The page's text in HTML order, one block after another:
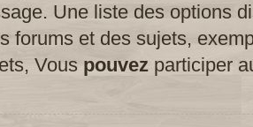
Une liste des options
forums et des sujets,
Vous pouvez participer